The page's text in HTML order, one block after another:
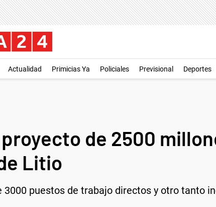
Actualidad Primicias Ya Policiales Previsional Deportes
de 2500
Litio
puestos de trabajo directos y otro tanto